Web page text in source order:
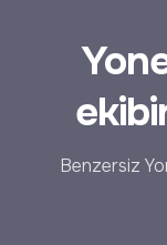
Benzersiz